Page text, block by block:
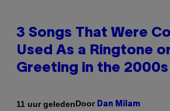
3 Songs That Were
Used As a Ringtone
Greeting in the 2000s
11 uur geledenDoor Dan Milam